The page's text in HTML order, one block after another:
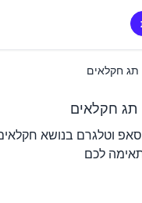
תג חקלאים
תג חקלאים
וטלגרם בנושא
לכם